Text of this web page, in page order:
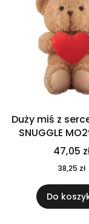
Duży miś z
SNUGGLE
47,05
38,25 zł
Do